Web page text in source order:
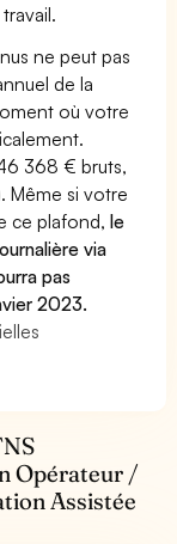
ne peut pas
de la
où votre
368 € bruts,
Même si votre
ce plafond,le
via
pas
2023.
Opérateur /
Assistée